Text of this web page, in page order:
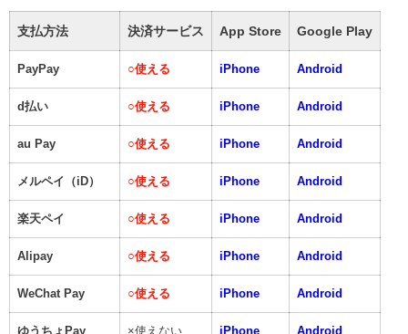
支払方法 決済サービス App Store Google Play
PayPay ○使える iPhone Android
d払い ○使える iPhone Android
au Pay ○使える iPhone Android
メルペイ（iD） ○使える iPhone Android
楽天ペイ ○使える iPhone Android
Alipay ○使える iPhone Android
WeChat Pay ○使える iPhone Android
ゆうちょPay ×使えない iPhone Android